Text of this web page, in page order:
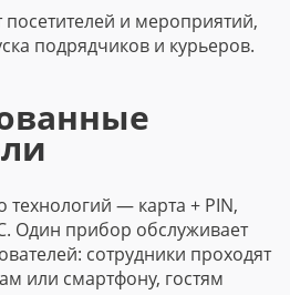
посетителей и мероприятий,
подрядчиков и курьеров.
— карта + PIN,
Один прибор обслуживает
сотрудники проходят
или смартфону, гостям